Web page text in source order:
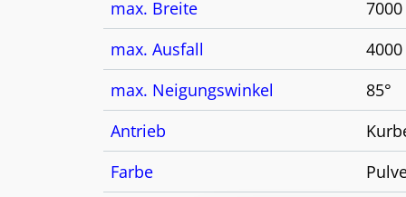
max. Breite
max. Ausfall
max. Neigungswinkel
85°
Antrieb
Farbe